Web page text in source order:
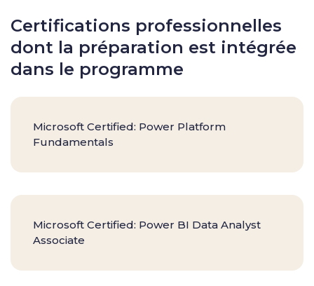
Certifications professionnelles
dont la préparation est intégrée
dans le programme
Microsoft Certified: Power Platform
Fundamentals
Microsoft Certified: Power BI Data Analyst
Associate